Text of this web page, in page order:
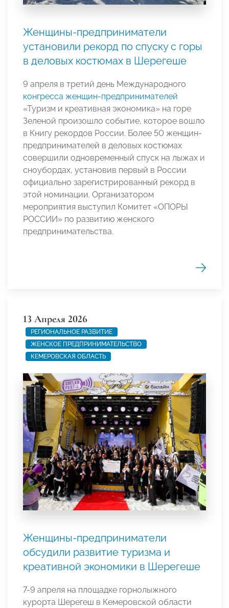
Женщины-предприниматели
установили рекорд по спуску с горы
в деловых костюмах в Шерегеше
9 апреля в третий день Международного
конгресса женщин-предпринимателей
«Туризм и креативная экономика» на горе
Зеленой произошло событие, которое вошло
в Книгу рекордов России. Более 50 женщин-
предпринимателей в деловых костюмах
совершили одновременный спуск на лыжах и
сноубордах, установив первый в России
официально зарегистрированный рекорд в
этой номинации. Организатором
мероприятия выступил Комитет «ОПОРЫ
РОССИИ» по развитию женского
предпринимательства.
13 Апреля 2026
РЕГИОНАЛЬНОЕ РАЗВИТИЕ
ЖЕНСКОЕ ПРЕДПРИНИМАТЕЛЬСТВО
КЕМЕРОВСКАЯ ОБЛАСТЬ
Женщины-предприниматели
обсудили развитие туризма и
креативной экономики в Шерегеше
7-9 апреля на площадке горнолыжного
курорта Шерегеш в Кемеровской области